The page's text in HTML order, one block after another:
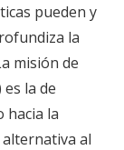
pueden y
la
misión de
la de
hacia la
al